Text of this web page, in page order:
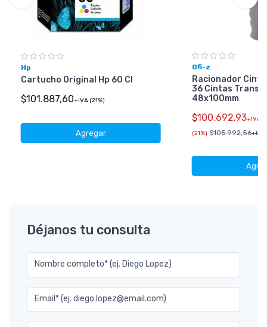
Hp
Cartucho Original Hp 60 Cl
$101.887,60+IVA (21%)
Agregar
Ofi-z
Racionador
36 Cintas
48x100mm
$100.692,93+IVA
(21%) $105.992,56+IVA
Déjanos tu consulta
Nombre completo* (ej. Diego Lopez)
Email* (ej. diego.lopez@email.com)